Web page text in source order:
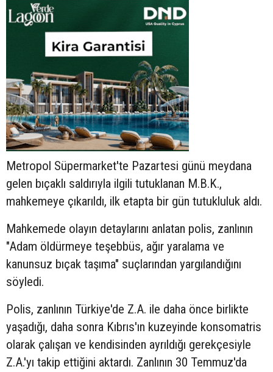
Metropol Süpermarket'te Pazartesi günü meydana
gelen bıçaklı saldırıyla ilgili tutuklanan M.B.K.,
mahkemeye çıkarıldı, ilk etapta bir gün tutukluluk aldı.
Mahkemede olayın detaylarını anlatan polis, zanlının
"Adam öldürmeye teşebbüs, ağır yaralama ve
kanunsuz bıçak taşıma" suçlarından yargılandığını
söyledi.
Polis, zanlının Türkiye'de Z.A. ile daha önce birlikte
yaşadığı, daha sonra Kıbrıs'ın kuzeyinde konsomatris
olarak çalışan ve kendisinden ayrıldığı gerekçesiyle
Z.A.'yı takip ettiğini aktardı. Zanlının 30 Temmuz'da